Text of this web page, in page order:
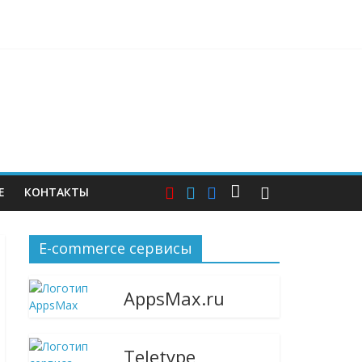
КОНТАКТЫ
E-commerce сервисы
AppsMax.ru
Teletype